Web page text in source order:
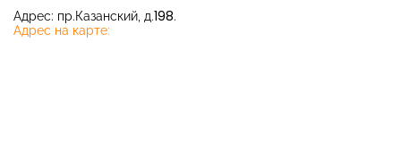
Адрес: пр.Казанский, д.198.
Адрес на карте: